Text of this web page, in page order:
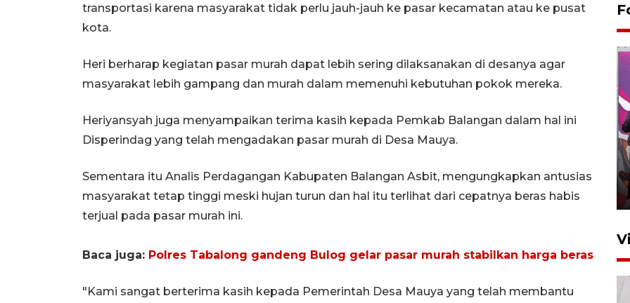
transportasi karena masyarakat tidak perlu jauh-jauh ke pasar kecamatan atau ke pusat
kota.
Heri berharap kegiatan pasar murah dapat lebih sering dilaksanakan di desanya agar
masyarakat lebih gampang dan murah dalam memenuhi kebutuhan pokok mereka.
Heriyansyah juga menyampaikan terima kasih kepada Pemkab Balangan dalam hal ini
Disperindag yang telah mengadakan pasar murah di Desa Mauya.
Sementara itu Analis Perdagangan Kabupaten Balangan Asbit, mengungkapkan antusias
masyarakat tetap tinggi meski hujan turun dan hal itu terlihat dari cepatnya beras habis
terjual pada pasar murah ini.
Baca juga: Polres Tabalong gandeng Bulog gelar pasar murah stabilkan harga beras
"Kami sangat berterima kasih kepada Pemerintah Desa Mauya yang telah membantu
Ketua DPRD Syahrial hadiri
Bola Usia Dini
23 Juli 2026 21:36